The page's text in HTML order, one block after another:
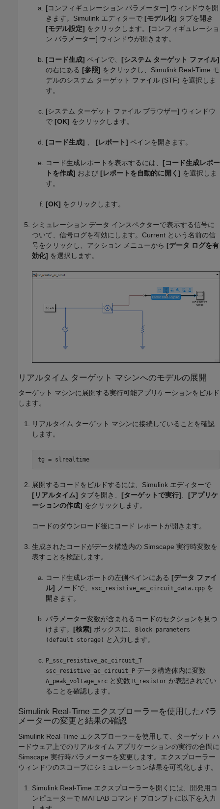
[コンフィギュレーション パラメーター] ウィンドウを開
きます。Simulink エディターで [モデル化] タブを開き
[モデル設定] をクリックします。[コンフィギュレーショ
ン パラメーター] ウィンドウが開きます。
[コード生成] ペインで、 [システム ターゲット ファイル]
の右にある [参照] をクリックし、Simulink Real-Time モ
デルのシステム ターゲット ファイル (STF) を選択しま
す。
[システム ターゲット ファイル ブラウザー] ウィンドウ
で [OK] をクリックします。
[コード生成] [レポート] ペインを開きます。
コード生成レポートを表示するには、 [コード生成レポー
トを作成] および [レポートを自動的に開く] を選択しま
す。
[OK] をクリックします。
シミュレーション データ インスペクターで表示する信号に
ついて、信号ログを有効にします。Current という名前の信
号をクリックし、アクション メニューから [データ ログを有
効化] を選択します。
リアルタイム ターゲット マシンへのモデルの展開
ターゲット マシンに展開する実行可能アプリケーションをビルド
します。
リアルタイム ターゲット マシンに接続していることを確認
します。
tg = slrealtime
展開するコードをビルドするには、Simulink エディターで
[リアルタイム] タブを開き、 [ターゲットで実行]
[アプリケ
ーションの作成] をクリックします。
コードのダウンロード後にコード レポートが開きます。
生成されたコードがデータ構造内の Simscape 実行時変数を
表すことを検証します。
コード生成レポートの左側ペインにある [データ ファイ
ル] ノードで、 ssc_resistive_ac_circuit_data.cpp を
開きます。
パラメーター変数が含まれるコードのセクションを見つ
けます。 [検索] ボックスに、
Block parameters
(default storage) と入力します。
P_ssc_resistive_ac_circuit_T
ssc_resistive_ac_circuit_P データ構造体内に変数
A_peak_voltage_src と変数 R_resistor が表記されてい
ることを確認します。
Simulink Real-Time エクスプローラーを使用したパラ
メーターの変更と結果の確認
Simulink Real-Time エクスプローラーを使用して、ターゲット ハ
ードウェア上でのリアルタイム アプリケーションの実行の合間に
Simscape 実行時パラメーターを変更します。エクスプローラー
ウィンドウのスコープにシミュレーション結果を可視化します。
Simulink Real-Time エクスプローラーを開くには、開発用コ
ンピューターで MATLAB コマンド プロンプトに以下を入力